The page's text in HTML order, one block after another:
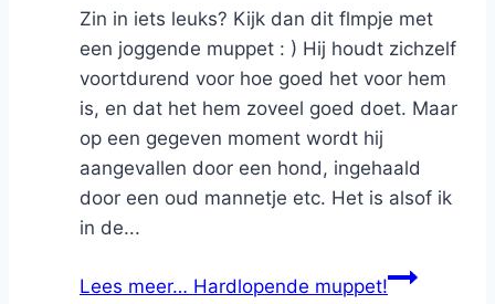
Zin in iets leuks? Kijk dan dit flmpje met
een joggende muppet : ) Hij houdt zichzelf
voortdurend voor hoe goed het voor hem
is, en dat het hem zoveel goed doet. Maar
op een gegeven moment wordt hij
aangevallen door een hond, ingehaald
door een oud mannetje etc. Het is alsof ik
in de...
Lees meer… Hardlopende muppet!